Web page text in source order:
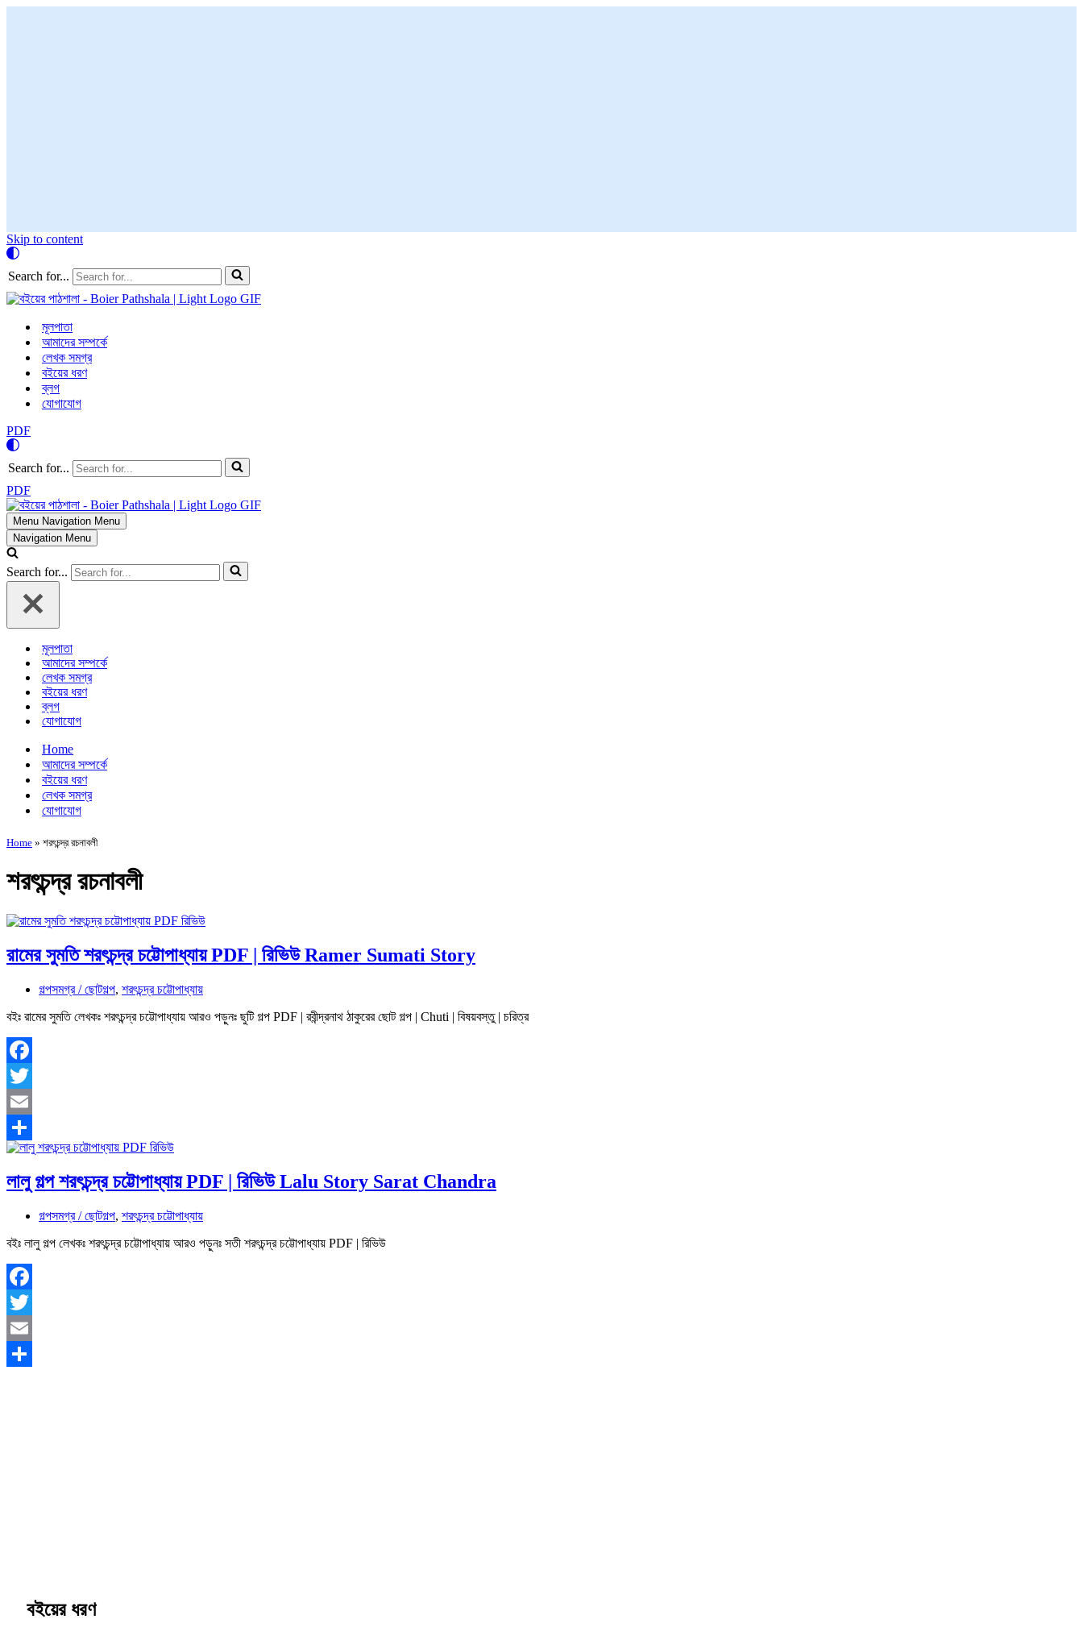
Skip to content
Search for...
মূলপাতা
আমাদের সম্পর্কে
লেখক সমগ্র
বইয়ের ধরণ
ব্লগ
যোগাযোগ
PDF
Search for...
PDF
Menu Navigation Menu
Navigation Menu
Search for...
মূলপাতা
আমাদের সম্পর্কে
লেখক সমগ্র
বইয়ের ধরণ
ব্লগ
যোগাযোগ
Home
আমাদের সম্পর্কে
বইয়ের ধরণ
লেখক সমগ্র
যোগাযোগ
Home » শরৎচন্দ্র রচনাবলী
শরৎচন্দ্র রচনাবলী
রামের সুমতি শরৎচন্দ্র চট্টোপাধ্যায় PDF | রিভিউ Ramer Sumati Story
গল্পসমগ্র / ছোটগল্প, শরৎচন্দ্র চট্টোপাধ্যায়
বইঃ রামের সুমতি লেখকঃ শরৎচন্দ্র চট্টোপাধ্যায় আরও পড়ুনঃ ছুটি গল্প PDF | রবীন্দ্রনাথ ঠাকুরের ছোট গল্প | Chuti | বিষয়বস্তু | চরিত্র
Facebook
Twitter
Email
Share
লালু গল্প শরৎচন্দ্র চট্টোপাধ্যায় PDF | রিভিউ Lalu Story Sarat Chandra
গল্পসমগ্র / ছোটগল্প, শরৎচন্দ্র চট্টোপাধ্যায়
বইঃ লালু গল্প লেখকঃ শরৎচন্দ্র চট্টোপাধ্যায় আরও পড়ুনঃ সতী শরৎচন্দ্র চট্টোপাধ্যায় PDF | রিভিউ
Facebook
Twitter
Email
বইয়ের ধরণ